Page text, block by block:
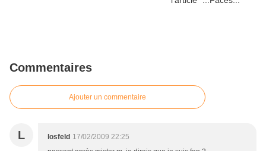
Commentaires
Ajouter un commentaire
L losfeld 17/02/2009 22:25